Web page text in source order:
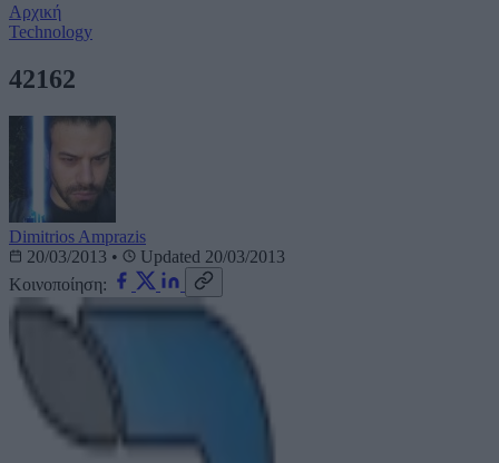
Αρχική
Technology
42162
Dimitrios Amprazis
20/03/2013 •
Updated 20/03/2013
Κοινοποίηση: